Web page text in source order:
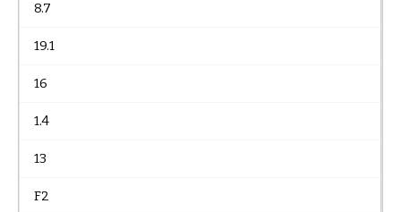
8.7
19.1
16
1.4
13
F2